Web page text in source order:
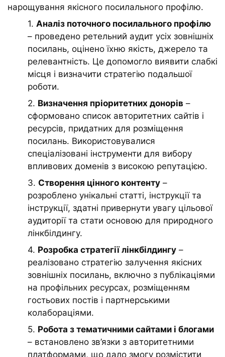
нарощування якісного посилального профілю.
1. Аналіз поточного посилального профілю
– проведено ретельний аудит усіх зовнішніх
посилань, оцінено їхню якість, джерело та
релевантність. Це допомогло виявити слабкі
місця і визначити стратегію подальшої
роботи.
2. Визначення пріоритетних донорів –
сформовано список авторитетних сайтів і
ресурсів, придатних для розміщення
посилань. Використовувалися
спеціалізовані інструменти для вибору
впливових доменів з високою репутацією.
3. Створення цінного контенту –
розроблено унікальні статті, інструкції та
інструкції, здатні привернути увагу цільової
аудиторії та стати основою для природного
лінкбілдингу.
4. Розробка стратегії лінкбілдингу –
реалізовано стратегію залучення якісних
зовнішніх посилань, включно з публікаціями
на профільних ресурсах, розміщенням
гостьових постів і партнерськими
колабораціями.
5. Робота з тематичними сайтами і блогами
– встановлено зв’язки з авторитетними
платформами, що дало змогу розмістити